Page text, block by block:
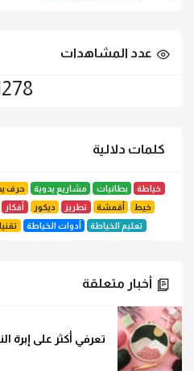
عدد المشاهدات
كلمات دلالية
خياطة بطانيات مشاريع يدوية حرف
خيط
أقمشة تطريز ديكور أفكار
تعليم الخياطة
أدوات الخياطة
أخبار متعلقة
تعرفي أكثر على إبرة